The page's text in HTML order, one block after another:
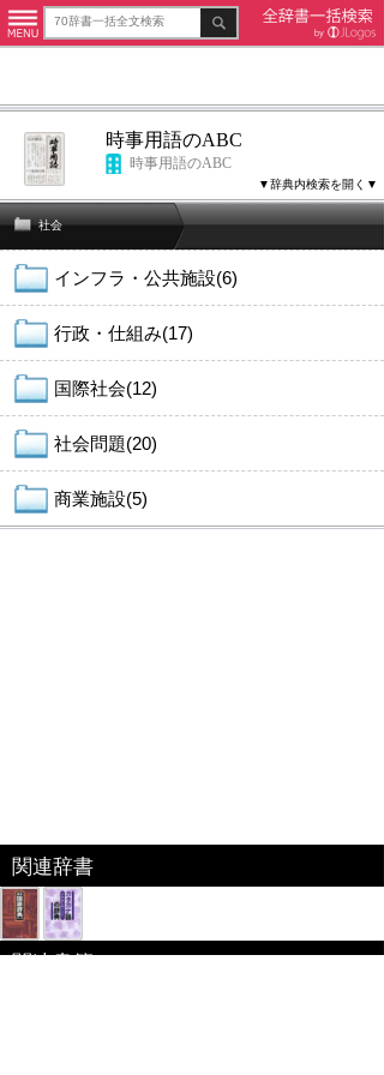
時事用語のABC
時事用語のABC
▼辞典内検索を開く▼
社会
インフラ・公共施設(6)
行政・仕組み(17)
国際社会(12)
社会問題(20)
商業施設(5)
関連辞書
関連書籍